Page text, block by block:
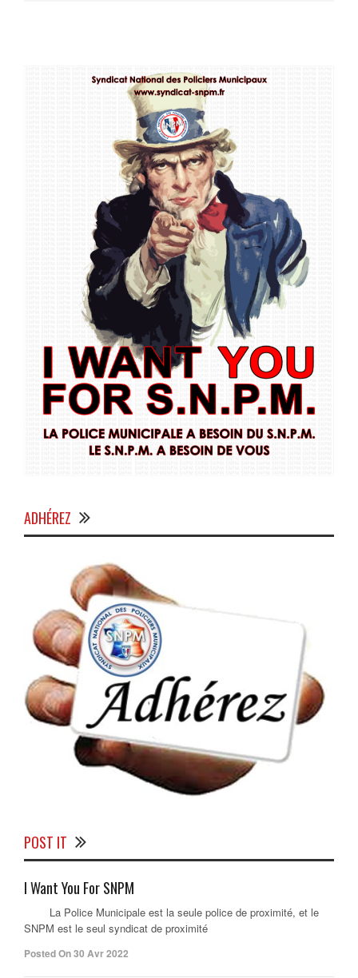
ADHÉREZ
POST IT
I Want You For SNPM
La Police Municipale est la seule police de proximité, et le
SNPM est le seul syndicat de proximité
Posted On 30 Avr 2022